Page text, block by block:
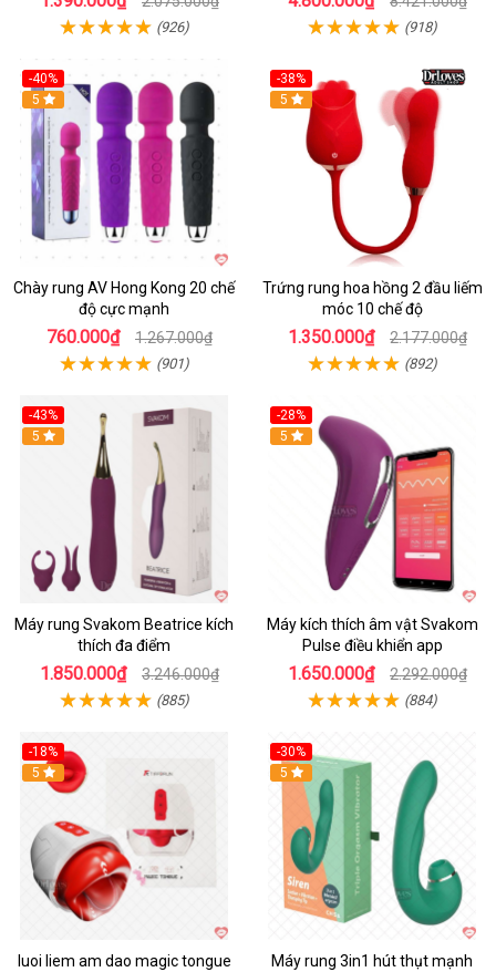
(926) (918)
-40%
5
Chày rung AV Hong Kong 20 chế
độ cực mạnh
760.000₫ 1.267.000₫
(901)
-38%
Hot
5
Trứng rung hoa hồng 2 đầu liếm
móc 10 chế độ
1.350.000₫ 2.177.000₫
(892)
-43%
Hot
5
Máy rung Svakom Beatrice kích
thích đa điểm
1.850.000₫ 3.246.000₫
(885)
-28%
Hot
5
Máy kích thích âm vật Svakom
Pulse điều khiển app
1.650.000₫ 2.292.000₫
(884)
-18%
Hot
5
luoi liem am dao magic tongue
-30%
Hot
5
Máy rung 3in1 hút thụt mạnh